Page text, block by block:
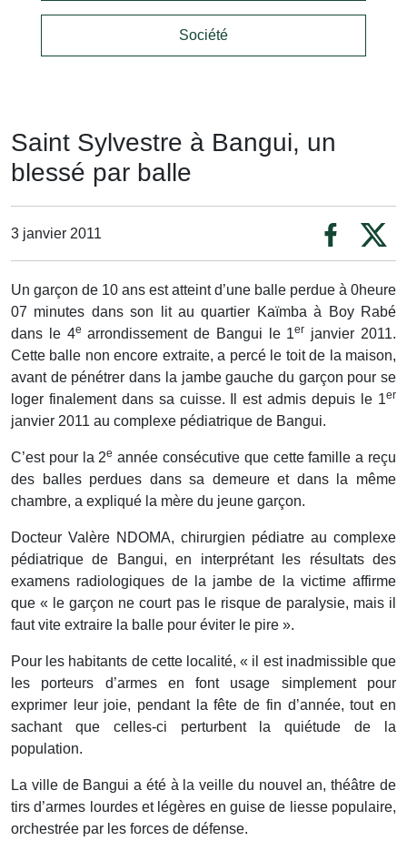
Société
Saint Sylvestre à Bangui, un
blessé par balle
3 janvier 2011
Un garçon de 10 ans est atteint d’une balle perdue à 0heure
07 minutes dans son lit au quartier Kaïmba à Boy Rabé
dans le 4e arrondissement de Bangui le 1er janvier 2011.
Cette balle non encore extraite, a percé le toit de la maison,
avant de pénétrer dans la jambe gauche du garçon pour se
loger finalement dans sa cuisse. Il est admis depuis le 1er
janvier 2011 au complexe pédiatrique de Bangui.
C’est pour la 2e année consécutive que cette famille a reçu
des balles perdues dans sa demeure et dans la même
chambre, a expliqué la mère du jeune garçon.
Docteur Valère NDOMA, chirurgien pédiatre au complexe
pédiatrique de Bangui, en interprétant les résultats des
examens radiologiques de la jambe de la victime affirme
que « le garçon ne court pas le risque de paralysie, mais il
faut vite extraire la balle pour éviter le pire ».
Pour les habitants de cette localité, « il est inadmissible que
les porteurs d’armes en font usage simplement pour
exprimer leur joie, pendant la fête de fin d’année, tout en
sachant que celles-ci perturbent la quiétude de la
population.
La ville de Bangui a été à la veille du nouvel an, théâtre de
tirs d’armes lourdes et légères en guise de liesse populaire,
orchestrée par les forces de défense.